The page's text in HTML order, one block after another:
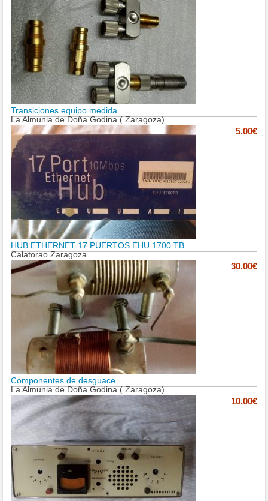
Transiciones equipo medida
La Almunia de Doña Godina ( Zaragoza)
5.00€
HUB ETHERNET 17 PUERTOS EHU 1700 TB
Calatorao Zaragoza.
30.00€
Componentes de desguace.
La Almunia de Doña Godina ( Zaragoza)
10.00€